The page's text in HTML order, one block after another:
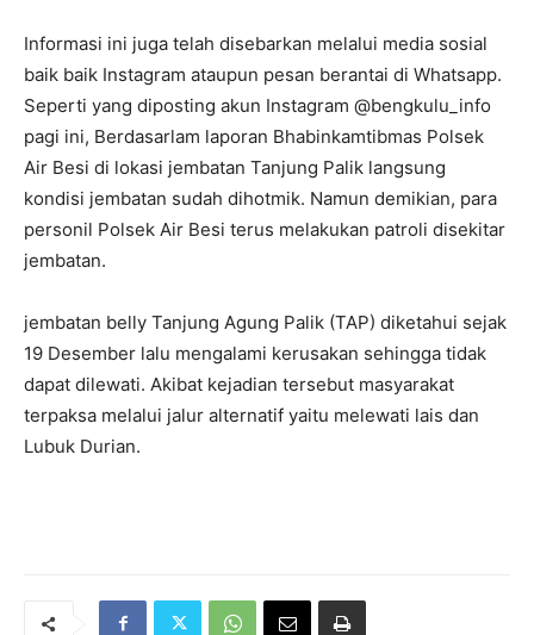
Informasi ini juga telah disebarkan melalui media sosial
baik baik Instagram ataupun pesan berantai di Whatsapp.
Seperti yang diposting akun Instagram @bengkulu_info
pagi ini, Berdasarlam laporan Bhabinkamtibmas Polsek
Air Besi di lokasi jembatan Tanjung Palik langsung
kondisi jembatan sudah dihotmik. Namun demikian, para
personil Polsek Air Besi terus melakukan patroli disekitar
jembatan.
jembatan belly Tanjung Agung Palik (TAP) diketahui sejak
19 Desember lalu mengalami kerusakan sehingga tidak
dapat dilewati. Akibat kejadian tersebut masyarakat
terpaksa melalui jalur alternatif yaitu melewati lais dan
Lubuk Durian.